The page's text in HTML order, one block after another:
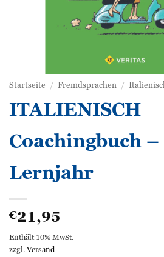
Startseite / Fremdsprachen /
ITALIENISCH
Coachingbuch –
Lernjahr
€21,95
Enthält 10% MwSt.
zzgl.Versand